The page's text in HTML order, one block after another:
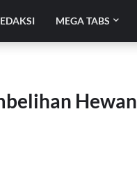
MEGA TABS
Hewan